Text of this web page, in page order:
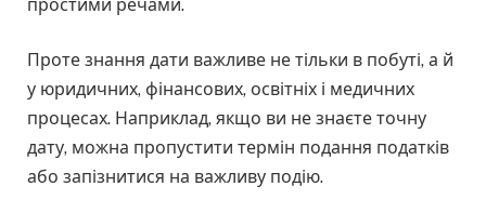
простими речами.
Проте знання дати важливе не тільки в побуті, а й
у юридичних, фінансових, освітніх і медичних
процесах. Наприклад, якщо ви не знаєте точну
дату, можна пропустити термін подання податків
або запізнитися на важливу подію.